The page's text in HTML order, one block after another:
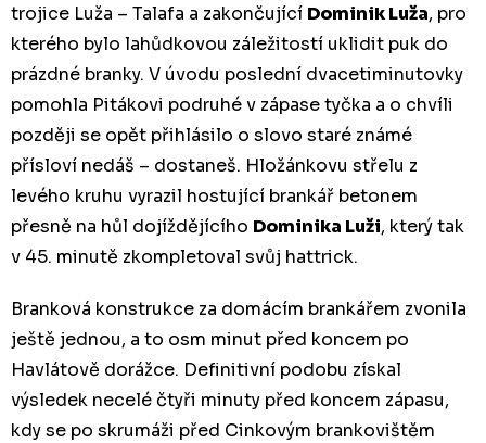
trojice Luža – Talafa a zakončující Dominik Luža, pro
kterého bylo lahůdkovou záležitostí uklidit puk do
prázdné branky. V úvodu poslední dvacetiminutovky
pomohla Pitákovi podruhé v zápase tyčka a o chvíli
později se opět přihlásilo o slovo staré známé
přísloví nedáš – dostaneš. Hložánkovu střelu z
levého kruhu vyrazil hostující brankář betonem
přesně na hůl dojíždějícího Dominika Luži, který tak
v 45. minutě zkompletoval svůj hattrick.
Branková konstrukce za domácím brankářem zvonila
ještě jednou, a to osm minut před koncem po
Havlátově dorážce. Definitivní podobu získal
výsledek necelé čtyři minuty před koncem zápasu,
kdy se po skrumáži před Cinkovým brankovištěm